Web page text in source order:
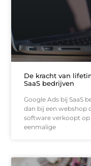
De kracht van
SaaS bedrijven
Google Ads bij SaaS
dan bij een webshop
software verkoopt
eenmalige